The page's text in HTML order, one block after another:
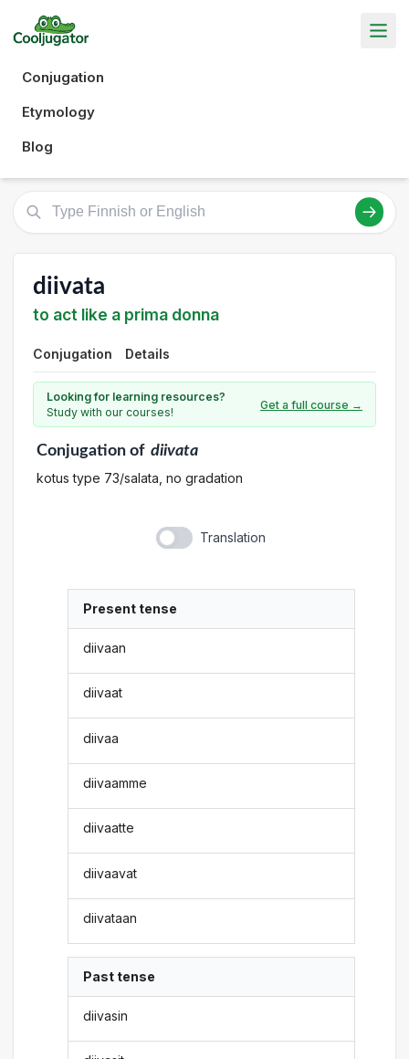
Conjugation
Etymology
Blog
diivata
to act like a prima donna
Conjugation Details
Looking for learning resources?
Study with our courses!
Get a full course →
Conjugationof diivata
kotus type 73/salata, no gradation
Translation
Present tense
diivaan
diivaat
diivaa
diivaamme
diivaatte
diivaavat
diivataan
Past tense
diivasin